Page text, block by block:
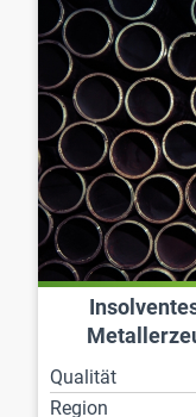
Qualität
Region